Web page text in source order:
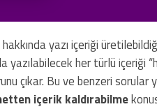
yazı içeriği
her türlü içeriği
çıkar. Bu ve benzeri sorular
içerik kaldırabilme